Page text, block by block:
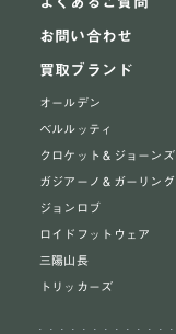
お問い合わせ
買取ブランド
オールデン
ベルルッティ
クロケット＆ジョーンズ
ガジアーノ＆ガーリング
ジョンロブ
ロイドフットウェア
三陽山長
トリッカーズ